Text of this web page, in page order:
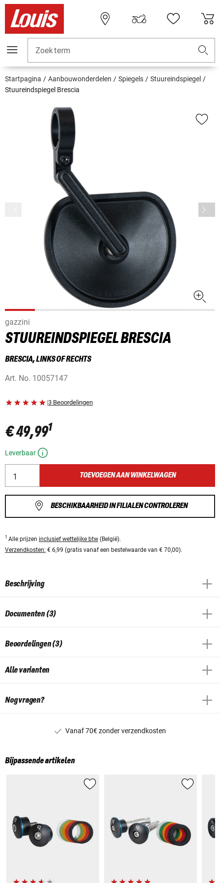
Zoekterm
Startpagina Aanbouwonderdelen Spiegels
Stuureindspiegel
Stuureindspiegel Brescia
gazzini
STUUREINDSPIEGEL BRESCIA
BRESCIA, LINKS OF RECHTS
Art. No. 10057147
|3 Beoordelingen
€ 49,991
Leverbaar
TOEVOEGEN AAN WINKELWAGEN
BESCHIKBAARHEID IN FILIALEN CONTROLEREN
1 Alle prijzen inclusief wettelijke btw (België).
Verzendkosten: € 6,99 (gratis vanaf een bestelwaarde van € 70,00).
Beschrijving
Documenten (3)
Beoordelingen (3)
Alle varianten
Nog vragen?
Vanaf 70€ zonder verzendkosten
Bijpassende artikelen